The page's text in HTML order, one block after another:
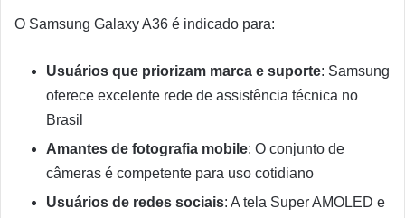
O Samsung Galaxy A36 é indicado para:
Usuários que priorizam marca e suporte: Samsung
oferece excelente rede de assistência técnica no
Brasil
Amantes de fotografia mobile: O conjunto de
câmeras é competente para uso cotidiano
Usuários de redes sociais: A tela Super AMOLED e